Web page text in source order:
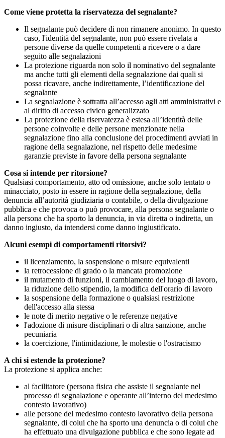
Come viene protetta la riservatezza del segnalante?
Il segnalante può decidere di non rimanere anonimo. In questo
caso, l'identità del segnalante, non può essere rivelata a
persone diverse da quelle competenti a ricevere o a dare
seguito alle segnalazioni
La protezione riguarda non solo il nominativo del segnalante
ma anche tutti gli elementi della segnalazione dai quali si
possa ricavare, anche indirettamente, l’identificazione del
segnalante
La segnalazione è sottratta all’accesso agli atti amministrativi e
al diritto di accesso civico generalizzato
La protezione della riservatezza è estesa all’identità delle
persone coinvolte e delle persone menzionate nella
segnalazione fino alla conclusione dei procedimenti avviati in
ragione della segnalazione, nel rispetto delle medesime
garanzie previste in favore della persona segnalante
Cosa si intende per ritorsione?
Qualsiasi comportamento, atto od omissione, anche solo tentato o
minacciato, posto in essere in ragione della segnalazione, della
denuncia all’autorità giudiziaria o contabile, o della divulgazione
pubblica e che provoca o può provocare, alla persona segnalante o
alla persona che ha sporto la denuncia, in via diretta o indiretta, un
danno ingiusto, da intendersi come danno ingiustificato.
Alcuni esempi di comportamenti ritorsivi?
il licenziamento, la sospensione o misure equivalenti
la retrocessione di grado o la mancata promozione
il mutamento di funzioni, il cambiamento del luogo di lavoro,
la riduzione dello stipendio, la modifica dell'orario di lavoro
la sospensione della formazione o qualsiasi restrizione
dell'accesso alla stessa
le note di merito negative o le referenze negative
l'adozione di misure disciplinari o di altra sanzione, anche
pecuniaria
la coercizione, l'intimidazione, le molestie o l'ostracismo
A chi si estende la protezione?
La protezione si applica anche:
al facilitatore (persona fisica che assiste il segnalante nel
processo di segnalazione e operante all’interno del medesimo
contesto lavorativo)
alle persone del medesimo contesto lavorativo della persona
segnalante, di colui che ha sporto una denuncia o di colui che
ha effettuato una divulgazione pubblica e che sono legate ad